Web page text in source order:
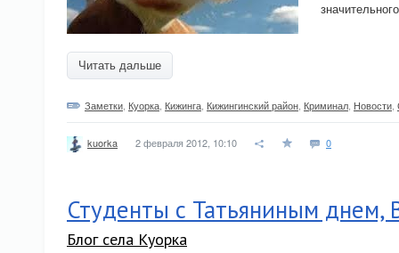
Читать дальше
Заметки Куорка Кижинга Кижингинский район Криминал Новости
kuorka 2 февраля 2012, 10:10 0
Студенты с Татьяниным днем,
Блог села Куорка